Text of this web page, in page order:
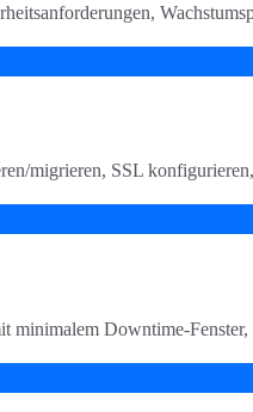
migrieren, SSL
minimalem Downtime-